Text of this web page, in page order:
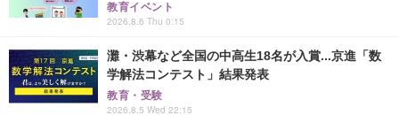
教育イベント
2026.8.6 Thu 0:15
灘・渋幕など全国の中高生18名が入賞...京進「数
学解法コンテスト」結果発表
教育・受験
2026.8.5 Wed 22:15